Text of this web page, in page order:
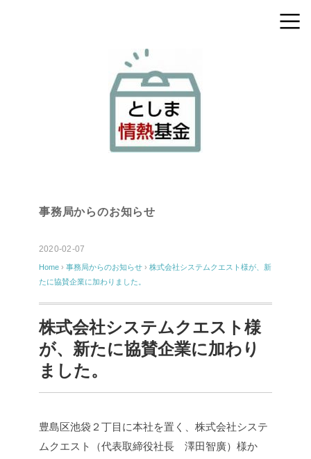
事務局からのお知らせ
2020-02-07
Home › 事務局からのお知らせ › 株式会社システムクエスト様が、新
たに協賛企業に加わりました。
株式会社システムクエスト様
が、新たに協賛企業に加わり
ました。
豊島区池袋２丁目に本社を置く、株式会社システ
ムクエスト（代表取締役社長 澤田智廣）様か